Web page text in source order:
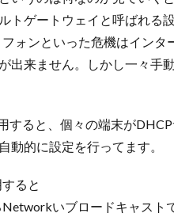
トゲートウェイと呼ばれる設
ォンといった危機はイン
出来ません。しかし一々手
すると、個々の端末が
動的に設定を行ってます。
ると
いブロードキャスト